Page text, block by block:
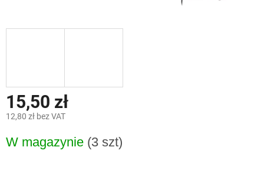
15,50 zł
12,80 zł bez VAT
jednostkowa:
W magazynie (3 szt)